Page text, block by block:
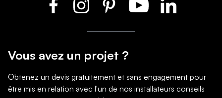
Vous avez un projet ?
Obtenez un devis gratuitement et sans engagement pour
être mis en relation avec l'un de nos installateurs conseils